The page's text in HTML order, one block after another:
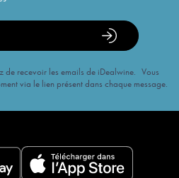
de recevoir les emails de iDealwine. Vous
via le lien présent dans chaque message.